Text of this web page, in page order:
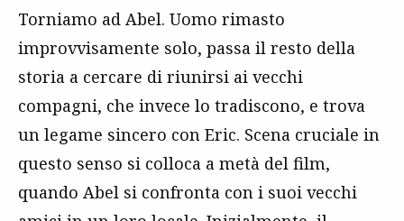
Torniamo ad Abel. Uomo rimasto
improvvisamente solo, passa il resto della
storia a cercare di riunirsi ai vecchi
compagni, che invece lo tradiscono, e trova
un legame sincero con Eric. Scena cruciale in
questo senso si colloca a metà del film,
quando Abel si confronta con i suoi vecchi